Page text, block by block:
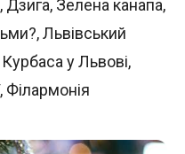
, Дзига, Зелена канапа,
,Львівський
у Львові,
, Філармонія